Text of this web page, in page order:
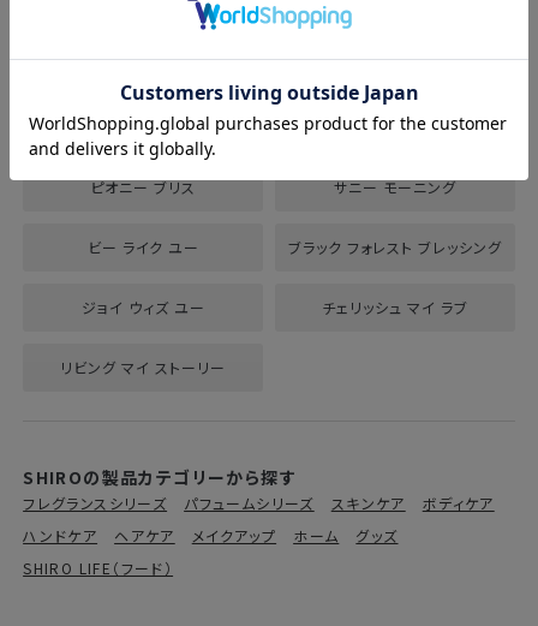
イントロダクション ポメグラネイト
パリジェンヌ フェイヴァリット マーベラス スター
ボン ウッド インセンス クリア
ピオニー ブリス サニー モーニング
ビー ライク ユー ブラック フォレスト ブレッシング
ジョイ ウィズ ユー チェリッシュ マイ ラブ
リビング マイ ストーリー
SHIROの製品カテゴリーから探す
フレグランスシリーズ パフュームシリーズ スキンケア
ボディケア
ハンドケア
ヘアケア メイクアップ ホーム
グッズ
SHIRO LIFE（フード）